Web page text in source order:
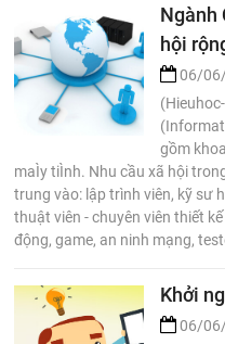
Ngành
hội
06/
gồm
maÌy tiÌnh. Nhu cầu xã hội
trung vào: lập trình viên, kỹ sư
thuật viên - chuyên viên thiết
động, game, an ninh mạng,
Khởi
06/